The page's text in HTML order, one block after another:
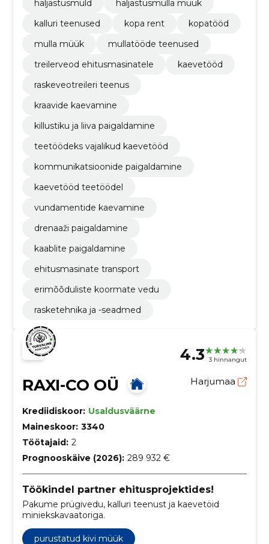
haljastusmuld
haljastusmulla müük
kalluri teenused
kopa rent
kopatööd
mulla müük
mullatööde teenused
treilerveod ehitusmasinatele
kaevetööd
raskeveotreileri teenus
kraavide kaevamine
killustiku ja liiva paigaldamine
teetöödeks vajalikud kaevetööd
kommunikatsioonide paigaldamine
kaevetööd teetöödel
vundamentide kaevamine
drenaaži paigaldamine
kaablite paigaldamine
ehitusmasinate transport
erimõõduliste koormate vedu
rasketehnika ja -seadmed
4.3 3 hinnangut
RAXI-CO OÜ Harjumaa
Krediidiskoor: Usaldusväärne
Maineskoor: 3340
Töötajaid: 2
Prognooskäive (2026): 289 932 €
Töökindel partner ehitusprojektides!
Pakume prügivedu, kalluri teenust ja kaevetöid
miniekskavaatoriga.
purustatud kivi müük